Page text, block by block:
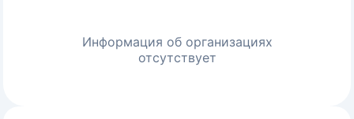
Информация об организациях
отсутствует